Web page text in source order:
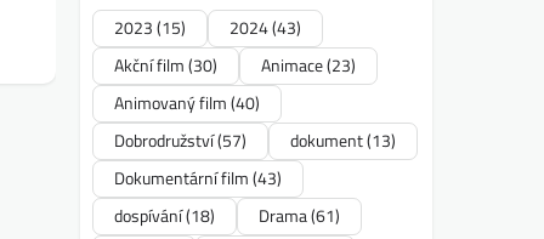
2023(15) 2024(43)
Akční film(30) Animace(23)
Animovaný film(40)
Dobrodružství(57) dokument(13)
Dokumentární film(43)
dospívání(18) Drama(61)